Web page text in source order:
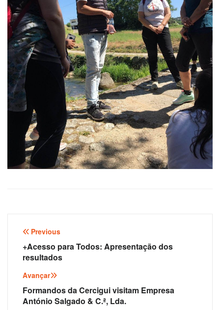
Navegação
de
artigos
Previous
+Acesso para Todos: Apresentação dos
resultados
Avançar
Formandos da Cercigui visitam Empresa
António Salgado & C.ª, Lda.